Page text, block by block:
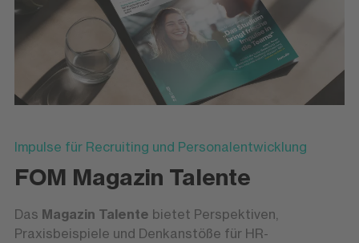
internationalen Konzern. Die Studiengänge
vermitteln praxisnahes Wissen in den
Bereichen Unternehmensführung, Marketing,
Vertrieb, Controlling und Prozessmanagement.
Typische Studiengänge:
International Management (B.A.),
Impulse für Recruiting und Personalentwicklung
FOM Magazin Talente
Das Magazin Talente bietet Perspektiven,
Praxisbeispiele und Denkanstöße für HR-